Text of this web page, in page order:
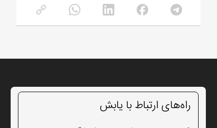
راه‌های ارتباط با یابش